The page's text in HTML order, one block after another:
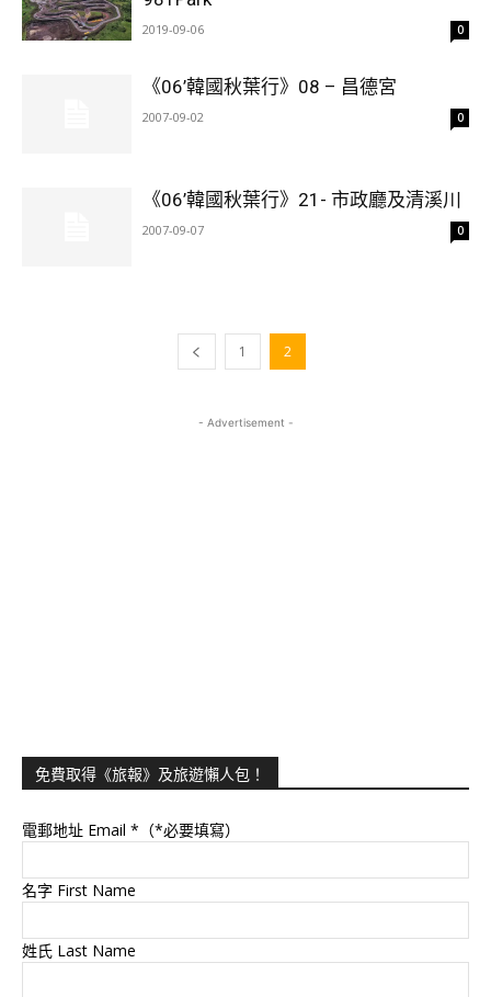
2019-09-06 0
《06’韓國秋葉行》08 – 昌德宮
2007-09-02 0
《06’韓國秋葉行》21- 市政廳及清溪川
2007-09-07 0
1 2
- Advertisement -
免費取得《旅報》及旅遊懶人包！
電郵地址 Email *（*必要填寫）
名字 First Name
姓氏 Last Name